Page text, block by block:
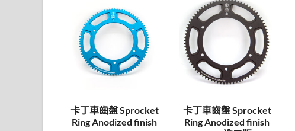
卡丁車齒盤 Sprocket
Ring Anodized finish
卡丁車齒盤 Sprocket
Ring Anodized finish